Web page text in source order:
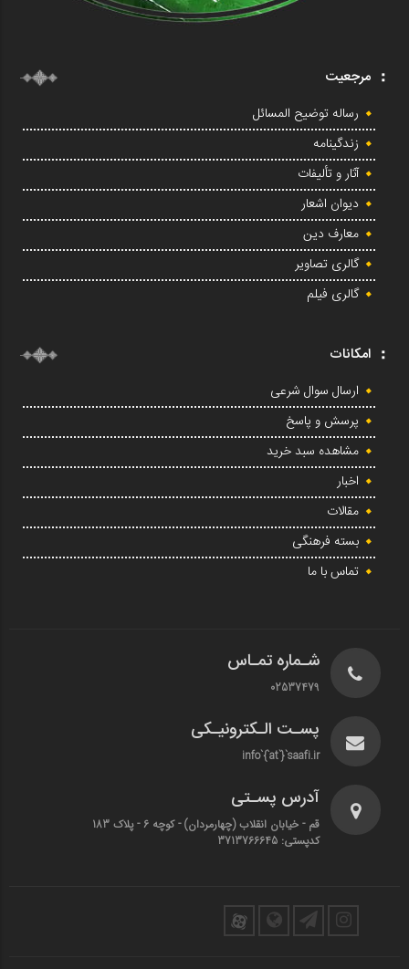
مرجعیت
رساله توضیح المسائل
زندگینامه
آثار و تألیفات
دیوان اشعار
معارف دین
گالری تصاویر
گالری فیلم
امکانات
ارسال سوال شرعی
پرسش و پاسخ
مشاهده سبد خرید
اخبار
مقالات
بسته فرهنگی
تماس با ما
شـماره تمـاس
02537479
پسـت الـکترونیـکی
info`{`at`}`saafi.ir
آدرس پسـتی
قم - خیابان انقلاب (چهارمردان)‌ - کوچه 6 - پلاک 183
کدپستی: 3713766645